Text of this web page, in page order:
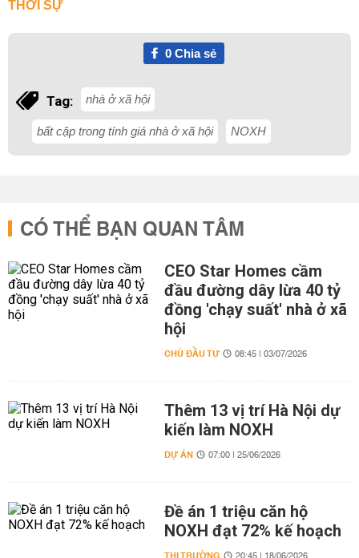
THỜI SỰ
0Chia sẻ
Tag: nhà ở xã hội
bất cập trong tính giá nhà ở xã hội NOXH
CÓ THỂ BẠN QUAN TÂM
CEO Star Homes cầm
đầu đường dây lừa 40 tỷ
đồng 'chạy suất' nhà ở xã
hội
CHỦ ĐẦU TƯ 08:45 | 03/07/2026
Thêm 13 vị trí Hà Nội dự
kiến làm NOXH
DỰ ÁN 07:00 | 25/06/2026
Đề án 1 triệu căn hộ
NOXH đạt 72% kế hoạch